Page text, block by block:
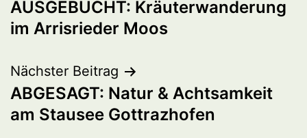
AUSGEBUCHT: Kräuterwanderung
im Arrisrieder Moos
Nächster Beitrag
ABGESAGT: Natur & Achtsamkeit
am Stausee Gottrazhofen